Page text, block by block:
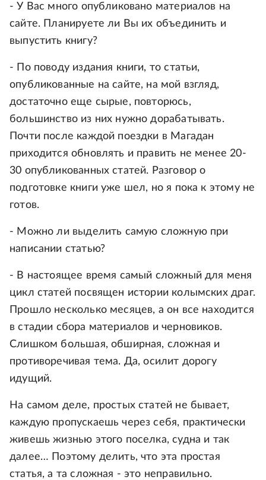
- У Вас много опубликовано материалов на
сайте. Планируете ли Вы их объединить и
выпустить книгу?
- По поводу издания книги, то статьи,
опубликованные на сайте, на мой взгляд,
достаточно еще сырые, повторюсь,
большинство из них нужно дорабатывать.
Почти после каждой поездки в Магадан
приходится обновлять и править не менее 20-
30 опубликованных статей. Разговор о
подготовке книги уже шел, но я пока к этому не
готов.
- Можно ли выделить самую сложную при
написании статью?
- В настоящее время самый сложный для меня
цикл статей посвящен истории колымских драг.
Прошло несколько месяцев, а он все находится
в стадии сбора материалов и черновиков.
Слишком большая, обширная, сложная и
противоречивая тема. Да, осилит дорогу
идущий.
На самом деле, простых статей не бывает,
каждую пропускаешь через себя, практически
живешь жизнью этого поселка, судна и так
далее… Поэтому делить, что эта простая
статья, а та сложная - это неправильно.